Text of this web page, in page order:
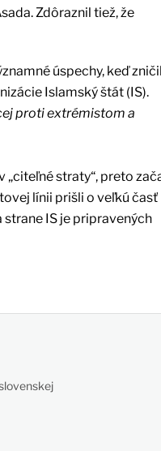
Zdôraznil tiež, že
úspechy, keď
Islamský štát (IS).
proti extrémistom a
straty“, preto
línii prišli o veľkú časť
IS je pripravených